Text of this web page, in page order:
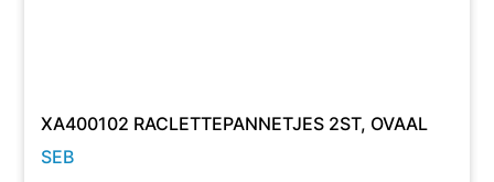
XA400102 RACLETTEPANNETJES 2ST, OVAAL
SEB